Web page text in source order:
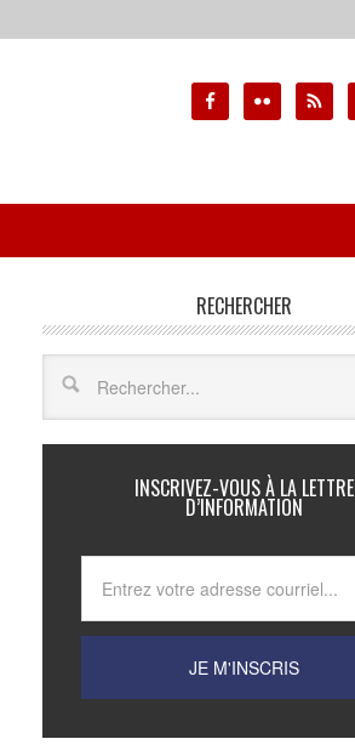
RECHERCHER
INSCRIVEZ-VOUS À LA LETTRE
D’INFORMATION